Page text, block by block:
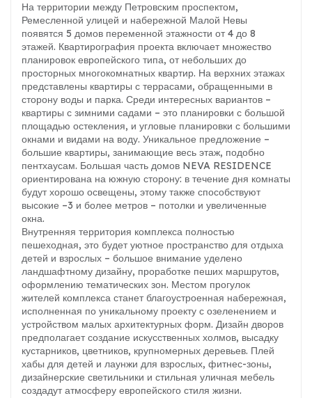
На территории между Петровским проспектом,
Ремесленной улицей и набережной Малой Невы
появятся 5 домов переменной этажности от 4 до 8
этажей. Квартирография проекта включает множество
планировок европейского типа, от небольших до
просторных многокомнатных квартир. На верхних этажах
представлены квартиры с террасами, обращенными в
сторону воды и парка. Среди интересных вариантов –
квартиры с зимними садами – это планировки с большой
площадью остекления, и угловые планировки с большими
окнами и видами на воду. Уникальное предложение –
большие квартиры, занимающие весь этаж, подобно
пентхаусам. Большая часть домов NEVA RESIDENCE
ориентирована на южную сторону: в течение дня комнаты
будут хорошо освещены, этому также способствуют
высокие –3 и более метров – потолки и увеличенные
окна.
Внутренняя территория комплекса полностью
пешеходная, это будет уютное пространство для отдыха
детей и взрослых – большое внимание уделено
ландшафтному дизайну, проработке пеших маршрутов,
оформлению тематических зон. Местом прогулок
жителей комплекса станет благоустроенная набережная,
исполненная по уникальному проекту с озеленением и
устройством малых архитектурных форм. Дизайн дворов
предполагает создание искусственных холмов, высадку
кустарников, цветников, крупномерных деревьев. Плей
хабы для детей и лаунжи для взрослых, фитнес-зоны,
дизайнерские светильники и стильная уличная мебель
создадут атмосферу европейского стиля жизни.